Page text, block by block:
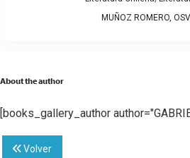
MUÑOZ ROMERO,
About the author
[books_gallery_author
Volver